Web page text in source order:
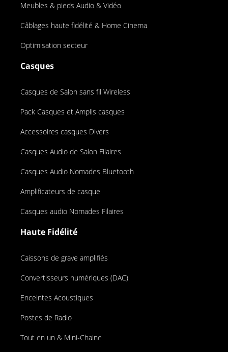
Meubles & pieds Audio & Vidéo
Câblages haute fidélité & Home Cinema
Optimisation secteur
Casques
Casques de Salon sans fil Wireless
Pack Casques et Amplis casques
Accessoires casques Divers
Casques Audio de Salon Filaires
Casques Audio Nomades Bluetooth
Amplificateurs de casque
Casques audio Nomades Filaires
Haute Fidélité
Caissons de grave amplifiés
Convertisseurs numériques (DAC)
Enceintes Acoustiques
Postes de Radio
Tout en un & Mini-Chaine